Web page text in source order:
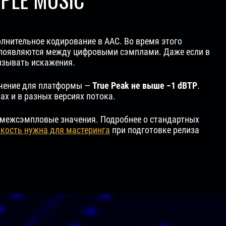
кодирование в AAC. Во время этого
между цифровыми сэмплами. Даже если в
искажения.
для платформы —True Peak не выше −1 dBTP.
и в разных версиях потока.
значения. Подробнее о стандартных
нужна для мастеринга при подготовке релиза